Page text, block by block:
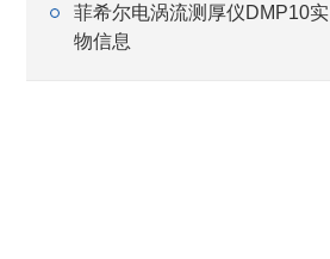
菲希尔电涡流测厚仪DMP10实
物信息